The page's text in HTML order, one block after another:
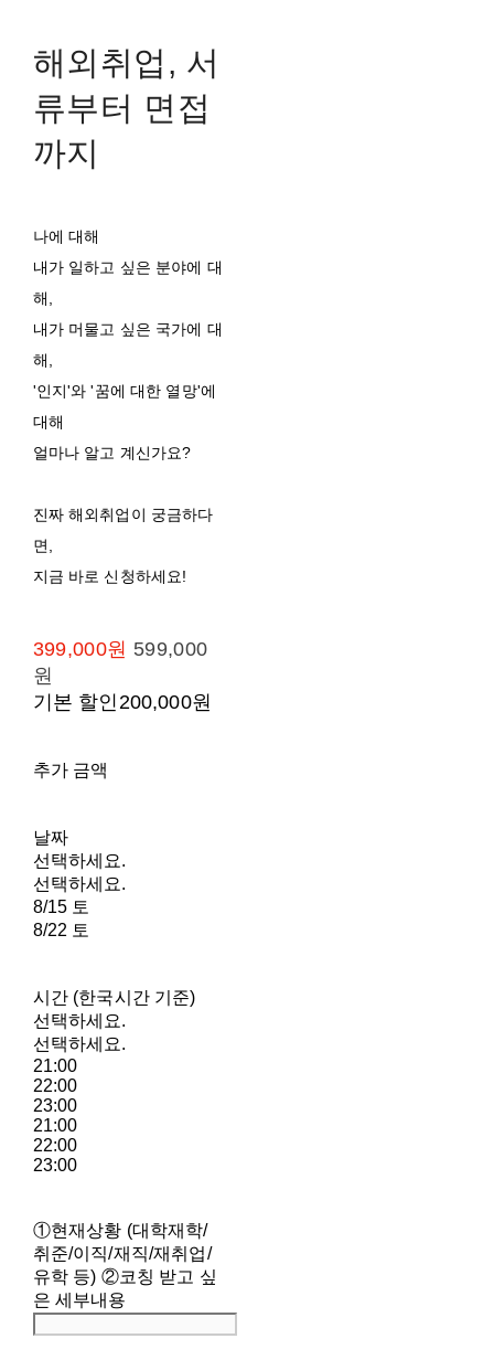
해외취업, 서
류부터 면접
까지
나에 대해
내가 일하고 싶은 분야에 대
해,
내가 머물고 싶은 국가에 대
해,
'인지'와 '꿈에 대한 열망'에
대해
얼마나 알고 계신가요?
진짜 해외취업이 궁금하다
면,
지금 바로 신청하세요!
399,000원 599,000
원
기본 할인200,000원
추가 금액
날짜
선택하세요.
선택하세요.
8/15 토
8/22 토
시간 (한국시간 기준)
선택하세요.
선택하세요.
21:00
22:00
23:00
21:00
22:00
23:00
①현재상황 (대학재학/
취준/이직/재직/재취업/
유학 등) ②코칭 받고 싶
은 세부내용